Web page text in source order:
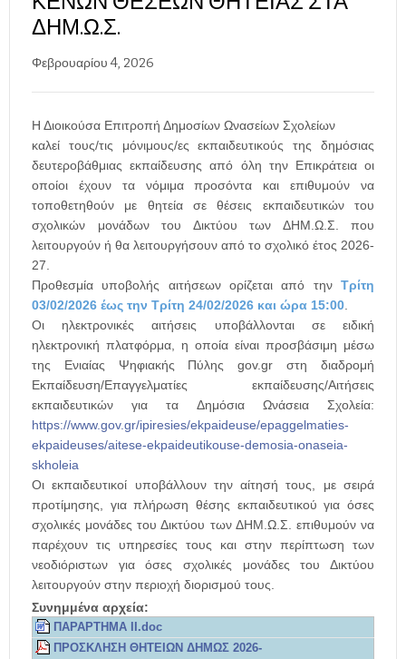
ΔΗΜ.Ω.Σ.
Φεβρουαρίου 4, 2026
Η Διοικούσα Επιτροπή Δημοσίων Ωνασείων Σχολείων
καλεί τους/τις μόνιμους/ες εκπαιδευτικούς της δημόσιας
δευτεροβάθμιας εκπαίδευσης από όλη την Επικράτεια οι
οποίοι έχουν τα νόμιμα προσόντα και επιθυμούν να
τοποθετηθούν με θητεία σε θέσεις εκπαιδευτικών του
σχολικών μονάδων του Δικτύου των ΔΗΜ.Ω.Σ. που
λειτουργούν ή θα λειτουργήσουν από το σχολικό έτος 2026-
27.
Προθεσμία υποβολής αιτήσεων ορίζεται από την Τρίτη
03/02/2026 έως την Τρίτη 24/02/2026 και ώρα 15:00
Οι ηλεκτρονικές αιτήσεις υποβάλλονται σε ειδική
ηλεκτρονική πλατφόρμα, η οποία είναι προσβάσιμη μέσω
της Ενιαίας Ψηφιακής Πύλης gov.gr στη διαδρομή
Εκπαίδευση/Επαγγελματίες εκπαίδευσης/Αιτήσεις
εκπαιδευτικών για τα Δημόσια Ωνάσεια Σχολεία:
https://www.gov.gr/ipiresies/ekpaideuse/epaggelmaties-
ekpaideuses/aitese-ekpaideutikouse-demosia-onaseia-
skholeia
Οι εκπαιδευτικοί υποβάλλουν την αίτησή τους, με σειρά
προτίμησης, για πλήρωση θέσης εκπαιδευτικού για όσες
σχολικές μονάδες του Δικτύου των ΔΗΜ.Ω.Σ. επιθυμούν να
παρέχουν τις υπηρεσίες τους και στην περίπτωση των
νεοδιόριστων για όσες σχολικές μονάδες του Δικτύου
λειτουργούν στην περιοχή διορισμού τους.
Συνημμένα αρχεία:
ΠΑΡΑΡΤΗΜΑ ΙΙ.doc
ΠΡΟΣΚΛΗΣΗ ΘΗΤΕΙΩΝ ΔΗΜΩΣ 2026-